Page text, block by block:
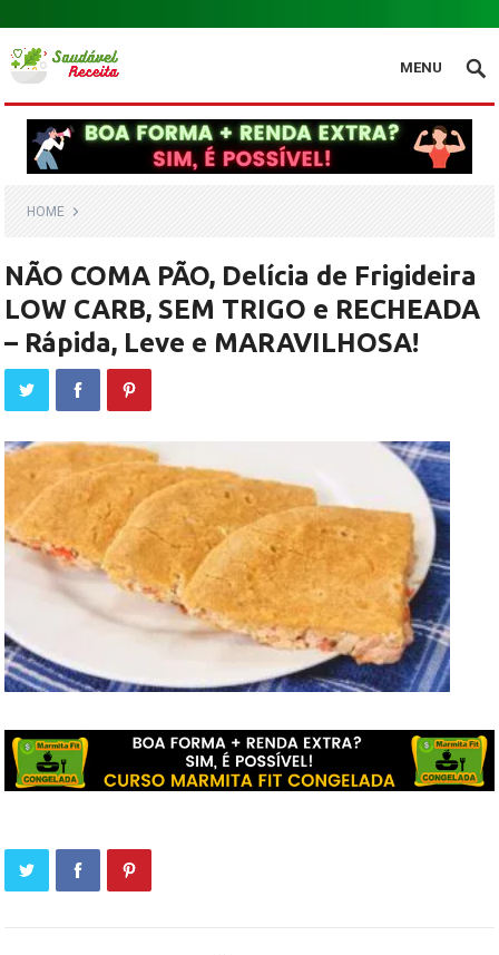
.
MENU
HOME
NÃO COMA PÃO, Delícia de Frigideira
LOW CARB, SEM TRIGO e RECHEADA
– Rápida, Leve e MARAVILHOSA!